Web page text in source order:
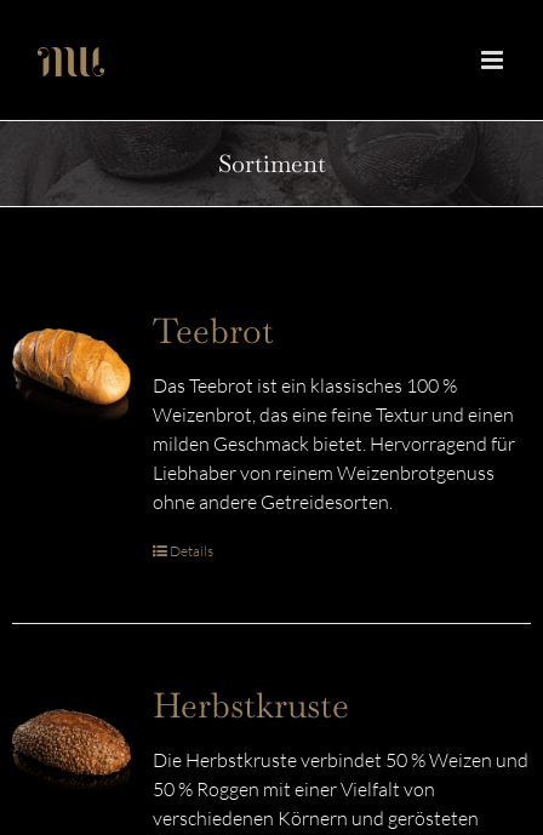
Inhalt
springen
Sortiment
Teebrot
Das Teebrot ist ein klassisches 100 %
Weizenbrot, das eine feine Textur und einen
milden Geschmack bietet. Hervorragend für
Liebhaber von reinem Weizenbrotgenuss
ohne andere Getreidesorten.
Details
Herbstkruste
Die Herbstkruste verbindet 50 % Weizen und
50 % Roggen mit einer Vielfalt von
verschiedenen Körnern und gerösteten